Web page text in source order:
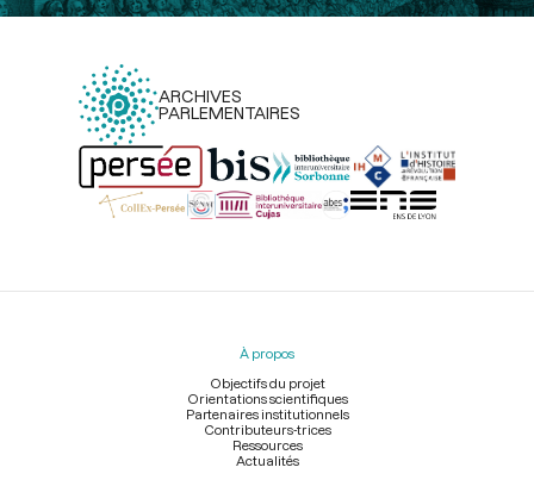
ARCHIVES
PARLEMENTAIRES
Menu
À propos
Objectifs du projet
Orientations scientifiques
Partenaires institutionnels
Contributeurs-trices
Ressources
Actualités